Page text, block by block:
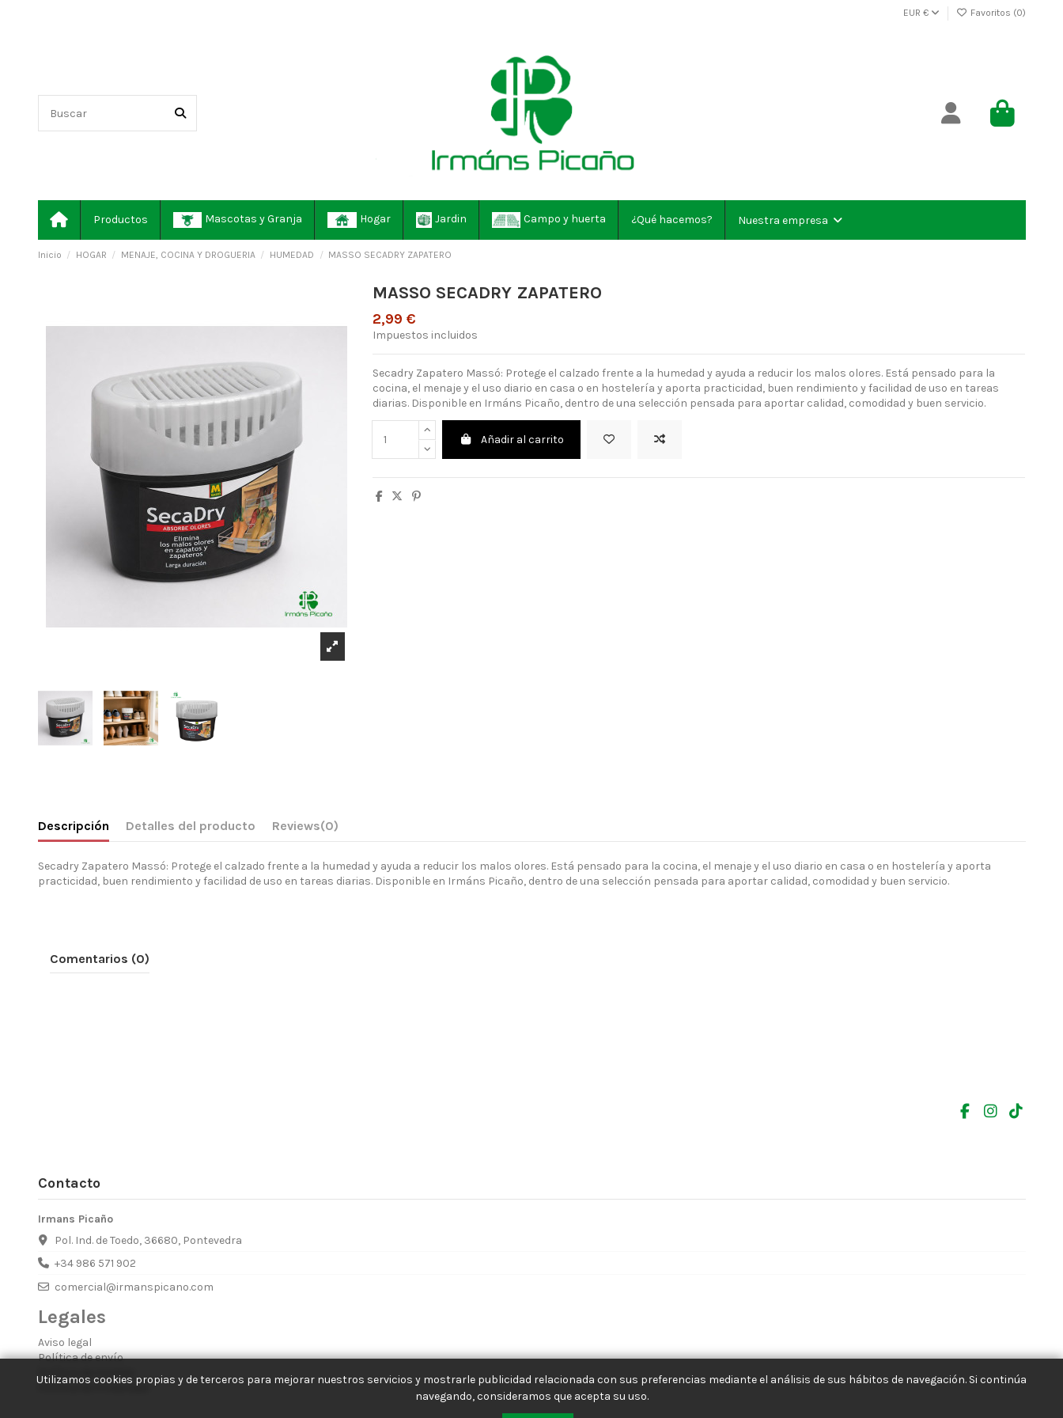
EUR € Favoritos (0)
Productos Mascotas y Granja Hogar Jardin Campo y huerta ¿Qué hacemos? Nuestra empresa
Inicio HOGAR MENAJE, COCINA Y DROGUERIA HUMEDAD MASSO SECADRY ZAPATERO
MASSO SECADRY ZAPATERO
2,99 €
Impuestos incluidos
Secadry Zapatero Massó: Protege el calzado frente a la humedad y ayuda a reducir los malos olores. Está pensado para la
cocina, el menaje y el uso diario en casa o en hostelería y aporta practicidad, buen rendimiento y facilidad de uso en tareas
diarias. Disponible en Irmáns Picaño, dentro de una selección pensada para aportar calidad, comodidad y buen servicio.
Añadir al carrito
Descripción Detalles del producto Reviews(0)
Secadry Zapatero Massó: Protege el calzado frente a la humedad y ayuda a reducir los malos olores. Está pensado para la cocina, el menaje y el uso diario en casa o en hostelería y aporta
practicidad, buen rendimiento y facilidad de uso en tareas diarias. Disponible en Irmáns Picaño, dentro de una selección pensada para aportar calidad, comodidad y buen servicio.
Comentarios (0)
Contacto
Irmans Picaño
Pol. Ind. de Toedo, 36680, Pontevedra
+34 986 571 902
comercial@irmanspicano.com
Legales
Aviso legal
Política de envío
Política de Cookies
Política de Privacidad
Utilizamos cookies propias y de terceros para mejorar nuestros servicios y mostrarle publicidad relacionada con sus preferencias mediante el análisis de sus hábitos de navegación. Si continúa
navegando, consideramos que acepta su uso.